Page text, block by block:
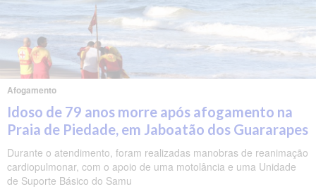
Afogamento
Idoso de 79 anos morre após afogamento na
Praia de Piedade, em Jaboatão dos Guararapes
Durante o atendimento, foram realizadas manobras de reanimação
cardiopulmonar, com o apoio de uma motolância e uma Unidade
de Suporte Básico do Samu